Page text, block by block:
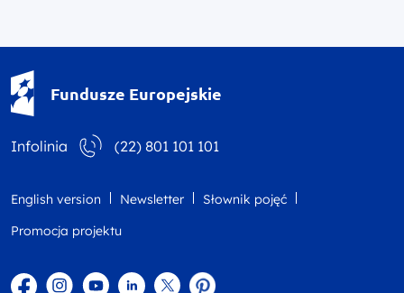
Fundusze Europejskie
Infolinia (22) 801 101 101
English version Newsletter
Słownik pojęć
Promocja projektu
FacebookInstagram
YouTubeLinkedintwitterPinterest